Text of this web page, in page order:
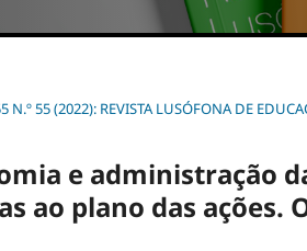
N.º 55 (2022): REVISTA LUSÓFONA DE
e administração
ao plano das ações.